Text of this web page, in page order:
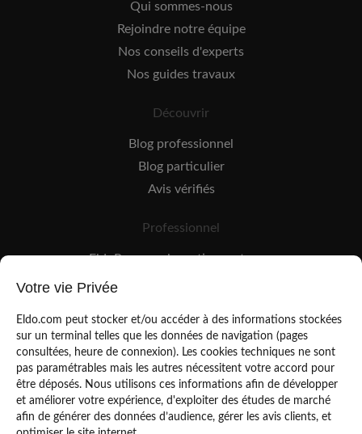
Qui sommes-nous
Rejoindre notre équipe
Nos conseils d'experts
Nos guides travaux
Découvrir
Blog professionnel
Blog particulier
Avis vérifiés
Professionnel
EldoPro pour les artisans et pros
EldoNetwork pour les réseaux, marques et industriels
Mentions légales
Votre vie Privée
Eldo.com peut stocker et/ou accéder à des informations stockées
sur un terminal telles que les données de navigation (pages
consultées, heure de connexion). Les cookies techniques ne sont
pas paramétrables mais les autres nécessitent votre accord pour
être déposés. Nous utilisons ces informations afin de développer
et améliorer votre expérience, d'exploiter des études de marché
afin de générer des données d’audience, gérer les avis clients, et